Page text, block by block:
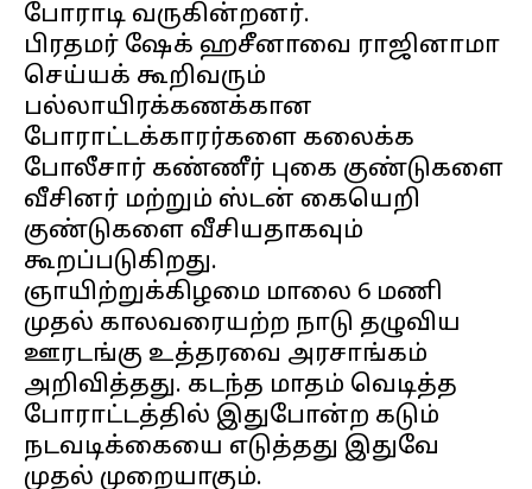
போராடி வருகின்றனர்.
பிரதமர் ஷேக் ஹசீனாவை ராஜினாமா
செய்யக் கூறிவரும்
பல்லாயிரக்கணக்கான
போராட்டக்காரர்களை கலைக்க
போலீசார் கண்ணீர் புகை குண்டுகளை
வீசினர் மற்றும் ஸ்டன் கையெறி
குண்டுகளை வீசியதாகவும்
கூறப்படுகிறது.
ஞாயிற்றுக்கிழமை மாலை 6 மணி
முதல் காலவரையற்ற நாடு தழுவிய
ஊரடங்கு உத்தரவை அரசாங்கம்
அறிவித்தது. கடந்த மாதம் வெடித்த
போராட்டத்தில் இதுபோன்ற கடும்
நடவடிக்கையை எடுத்தது இதுவே